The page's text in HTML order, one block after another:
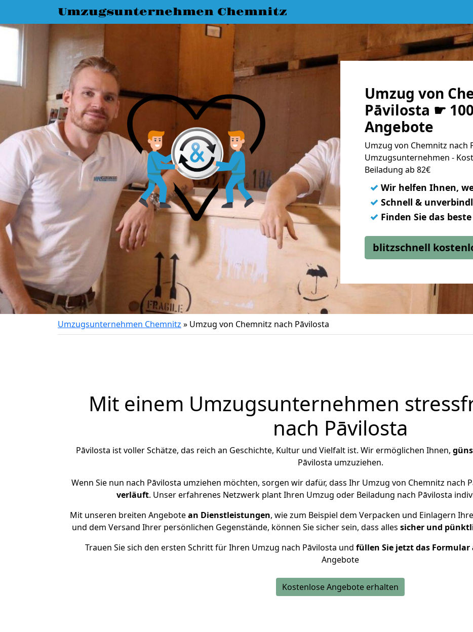
Umzugsunternehmen Chemnitz
Umzug von
Pāvilosta ☛
Angebote
Umzug von Chemnitz nach
Umzugsunternehmen -
Beiladung ab 82€
✓ Wir helfen Ihnen,
✓ Schnell &
✓ Finden Sie das
blitzschnell
Umzugsunternehmen Chemnitz » Umzug von Chemnitz nach Pāvilosta
Mit einem Umzugsunternehmen
nach Pāvilosta
Pāvilosta ist voller Schätze, das reich an Geschichte, Kultur und Vielfalt ist. Wir ermöglichen Ihnen,
Pāvilosta umzuziehen.
Wenn Sie nun nach Pāvilosta umziehen möchten, sorgen wir dafür, dass Ihr Umzug von Chemnitz nach
verläuft. Unser erfahrenes Netzwerk plant Ihren Umzug oder Beiladung nach Pāvilosta
Mit unseren breiten Angebotean Dienstleistungen, wie zum Beispiel dem Verpacken und Einlagern
und dem Versand Ihrer persönlichen Gegenstände, können Sie sicher sein, dass alles sicher und
Trauen Sie sich den ersten Schritt für Ihren Umzug nach Pāvilosta und füllen Sie jetzt das Formular
Angebote
Kostenlose Angebote erhalten